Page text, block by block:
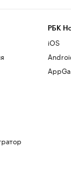
РБК
iOS